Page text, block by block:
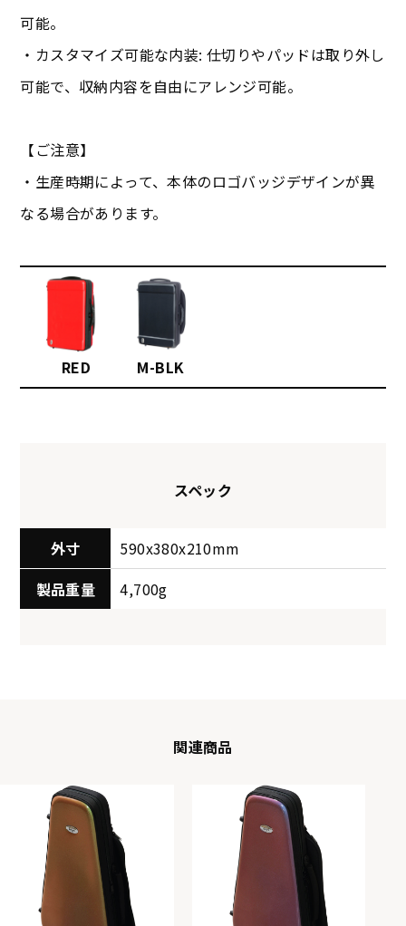
可能。
・カスタマイズ可能な内装: 仕切りやパッドは取り外し
可能で、収納内容を自由にアレンジ可能。
【ご注意】
・生産時期によって、本体のロゴバッジデザインが異
なる場合があります。
RED M-BLK
スペック
外寸
590x380x210mm
製品重量
4,700g
関連商品